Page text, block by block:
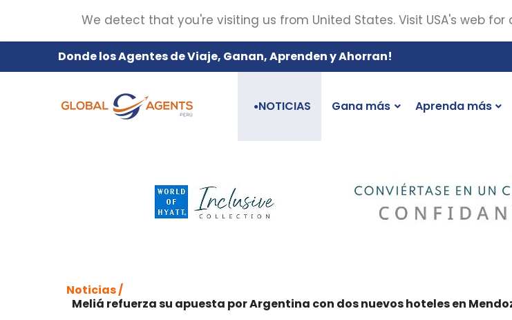
Donde los Agentes de Viaje, Ganan, Aprenden y Ahorran!
●NOTICIAS Gana más Aprenda más
Noticias /
Meliá refuerza su apuesta por Argentina con dos nuevos hoteles en
We detect that you're visiting us from United States. Visit USA's web